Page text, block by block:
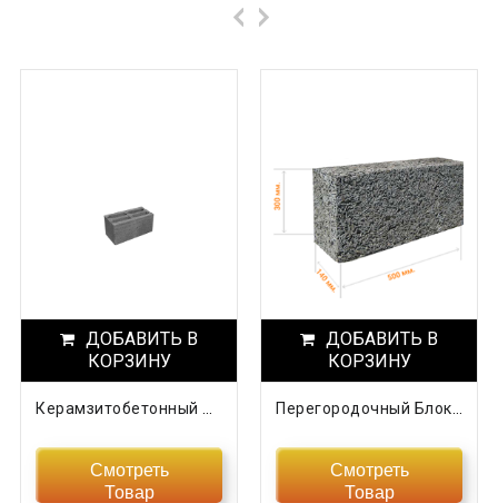
ДОБАВИТЬ В
КОРЗИНУ
Смотреть
Товар
ДОБАВИТЬ В
КОРЗИНУ
Смотреть
Товар